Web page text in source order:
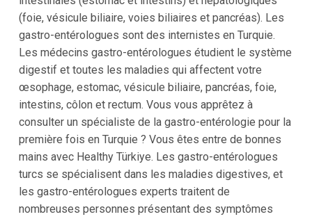
(foie, vésicule biliaire, voies biliaires et pancréas). Les
gastro-entérologues sont des internistes en Turquie.
Les médecins gastro-entérologues étudient le système
digestif et toutes les maladies qui affectent votre
œsophage, estomac, vésicule biliaire, pancréas, foie,
intestins, côlon et rectum. Vous vous apprêtez à
consulter un spécialiste de la gastro-entérologie pour la
première fois en Turquie ? Vous êtes entre de bonnes
mains avec Healthy Türkiye. Les gastro-entérologues
turcs se spécialisent dans les maladies digestives, et
les gastro-entérologues experts traitent de
nombreuses personnes présentant des symptômes